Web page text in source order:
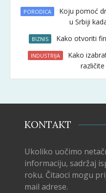
PORODICA
Koju pomoć
u Srbiji
BIZNIS Kako otvoriti
INDUSTRIJA
Kako
KONTAKT
Ukoliko uočimo
informaciju, sadržaj
roku. Čitaoci mogu
mail adrese.